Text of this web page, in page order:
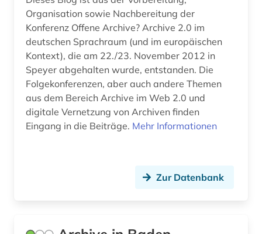
emblem (1)
england (1)
englisch (2)
enzyklopädie (1)
ephraim (1)
epigraphik (1)
erschließung (1)
erwerbung (1)
Organisation sowie Nachbereitung der
Konferenz Offene Archive? Archive 2.0 im
deutschen Sprachraum (und im europäischen
Kontext), die am 22./23. November 2012 in
Speyer abgehalten wurde, entstanden. Die
Folgekonferenzen, aber auch andere Themen
aus dem Bereich Archive im Web 2.0 und
digitale Vernetzung von Archiven finden
Eingang in die Beiträge. Mehr Informationen
Zur Datenbank